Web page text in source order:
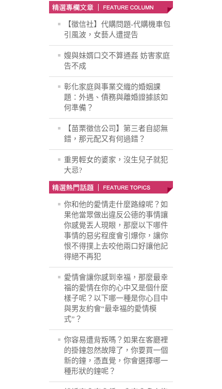
【徵信社】代購問題-代購機車包
引風波，女藝人遭提告
嫂與妹婿口交不算通姦 妨害家庭
告不成
彰化家庭與事業交織的婚姻課
題：外遇、債務與離婚證據該如
何準備？
【苗栗徵信公司】第三者自認無
錯，那元配又有何過錯？
重男輕女的婆家，沒生兒子就犯
大忌?
你和他的愛情走什麼路線呢？如
果他當眾做出違反公德的事情讓
你感覺丟人現眼，那麼以下哪件
事情的惡劣程度會引爆你，讓你
恨不得撲上去咬他兩口好讓他記
得絕不再犯
愛情會讓你感到幸福，那麼最幸
福的愛情在你的心中又是個什麼
樣子呢？以下哪一種是你心目中
與男友約會“最幸福的愛情模
式”？
你容易遭背叛嗎？如果在客廳裡
的掛鐘忽然故障了，你要買一個
新的鐘，憑直覺，你會選擇哪一
種形狀的鐘呢？